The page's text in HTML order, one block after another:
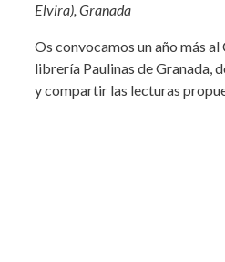
Elvira), Granada
Os convocamos un año más
librería Paulinas de Granada,
y compartir las lecturas